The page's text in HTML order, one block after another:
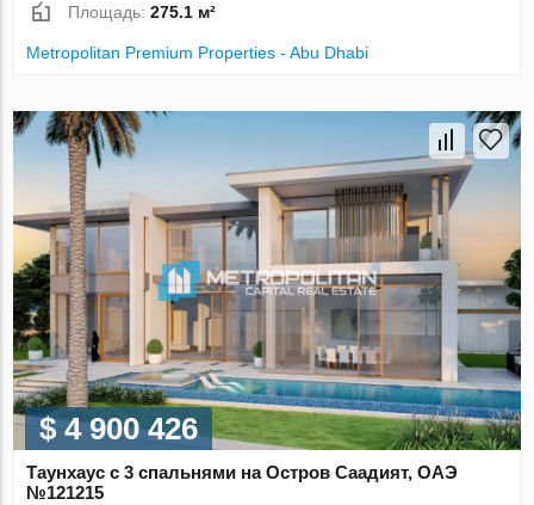
Площадь:275.1 м²
Metropolitan Premium Properties - Abu Dhabi
$ 4 900 426
Таунхаус с 3 спальнями на Остров Саадият, ОАЭ
№121215